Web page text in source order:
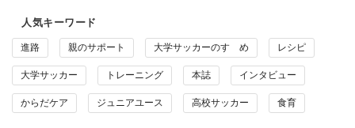
人気キーワード
進路 親のサポート 大学サッカーのすゝめ レシピ
大学サッカー トレーニング 本誌 インタビュー
からだケア ジュニアユース 高校サッカー 食育